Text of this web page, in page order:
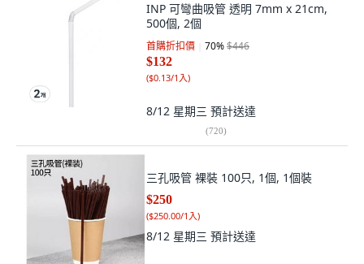
INP 可彎曲吸管 透明 7mm x 21cm,
500個, 2個
首購折扣價 70%$446
$132
($0.13/1入)
8/12 星期三 預計送達
(720)
三孔吸管 裸裝 100只, 1個, 1個裝
$250
($250.00/1入)
8/12 星期三 預計送達